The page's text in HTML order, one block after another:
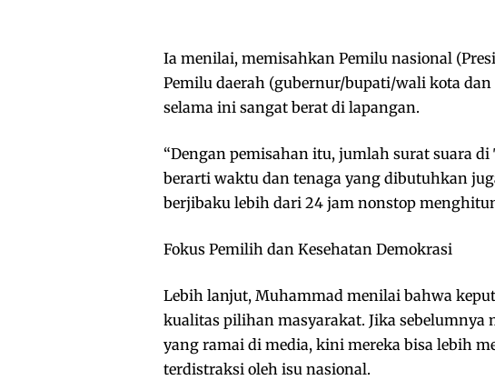
Ia menilai, memisahkan Pemilu nasional
Pemilu daerah (gubernur/bupati/wali kota
selama ini sangat berat di lapangan.
“Dengan pemisahan itu, jumlah surat suara
berarti waktu dan tenaga yang dibutuhkan
berjibaku lebih dari 24 jam nonstop
Fokus Pemilih dan Kesehatan Demokrasi
Lebih lanjut, Muhammad menilai bahwa
kualitas pilihan masyarakat. Jika sebelumnya
yang ramai di media, kini mereka bisa lebih
terdistraksi oleh isu nasional.